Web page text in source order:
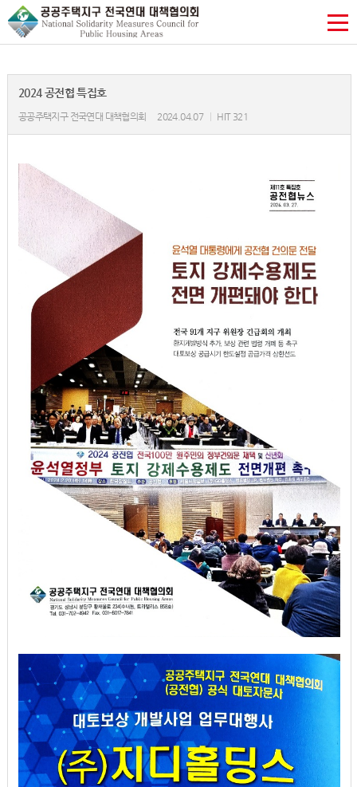
2024 공전협 특집호
공공주택지구 전국연대 대책협의회 2024.04.07 HIT 321